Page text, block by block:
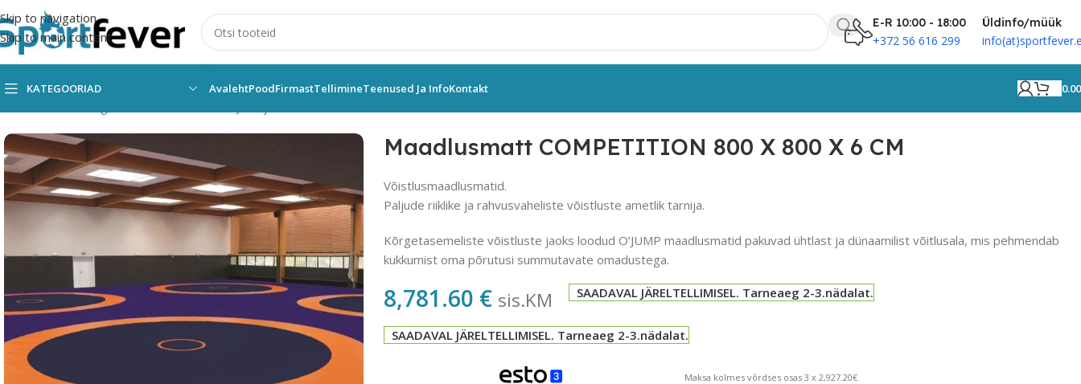
Skip to navigation
Skip to main content
E-R 10:00 - 18:00
+372 56 616 299
Üldinfo/müük
KATEGOORIAD AvalehtPoodFirmastTellimineTeenused Ja InfoKontakt
Maadlusmatt COMPETITION 800 X 800 X 6 CM
Võistlusmaadlusmatid.
Paljude riiklike ja rahvusvaheliste võistluste ametlik tarnija.
Kõrgetasemeliste võistluste jaoks loodud O’JUMP maadlusmatid pakuvad ühtlast ja dünaamilist võitlusala, mis pehmendab
kukkumist oma põrutusi summutavate omadustega.
8,781.60 € sis.KM SAADAVAL JÄRELTELLIMISEL. Tarneaeg 2-3.nädalat.
SAADAVAL JÄRELTELLIMISEL. Tarneaeg 2-3.nädalat.
Maksa kolmes võrdses osas 3 x 2,927.20€